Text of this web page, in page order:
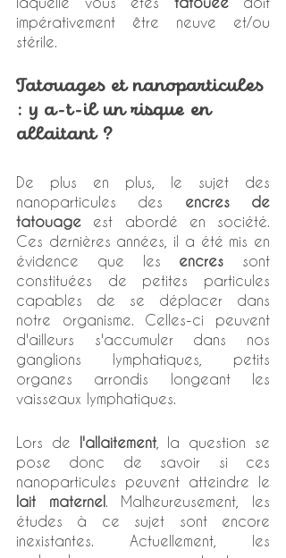
impérativement être neuve et/ou
stérile.
Tatouages et nanoparticules
: y a-t-il un risque en
allaitant ?
De plus en plus, le sujet des
nanoparticules des encres de
tatouage est abordé en société.
Ces dernières années, il a été mis en
évidence que les encres sont
constituées de petites particules
capables de se déplacer dans
notre organisme. Celles-ci peuvent
d'ailleurs s'accumuler dans nos
ganglions lymphatiques, petits
organes arrondis longeant les
vaisseaux lymphatiques.
Lors de l'allaitement, la question se
pose donc de savoir si ces
lait maternel . Malheureusement, les
études à ce sujet sont encore
inexistantes. Actuellement, les